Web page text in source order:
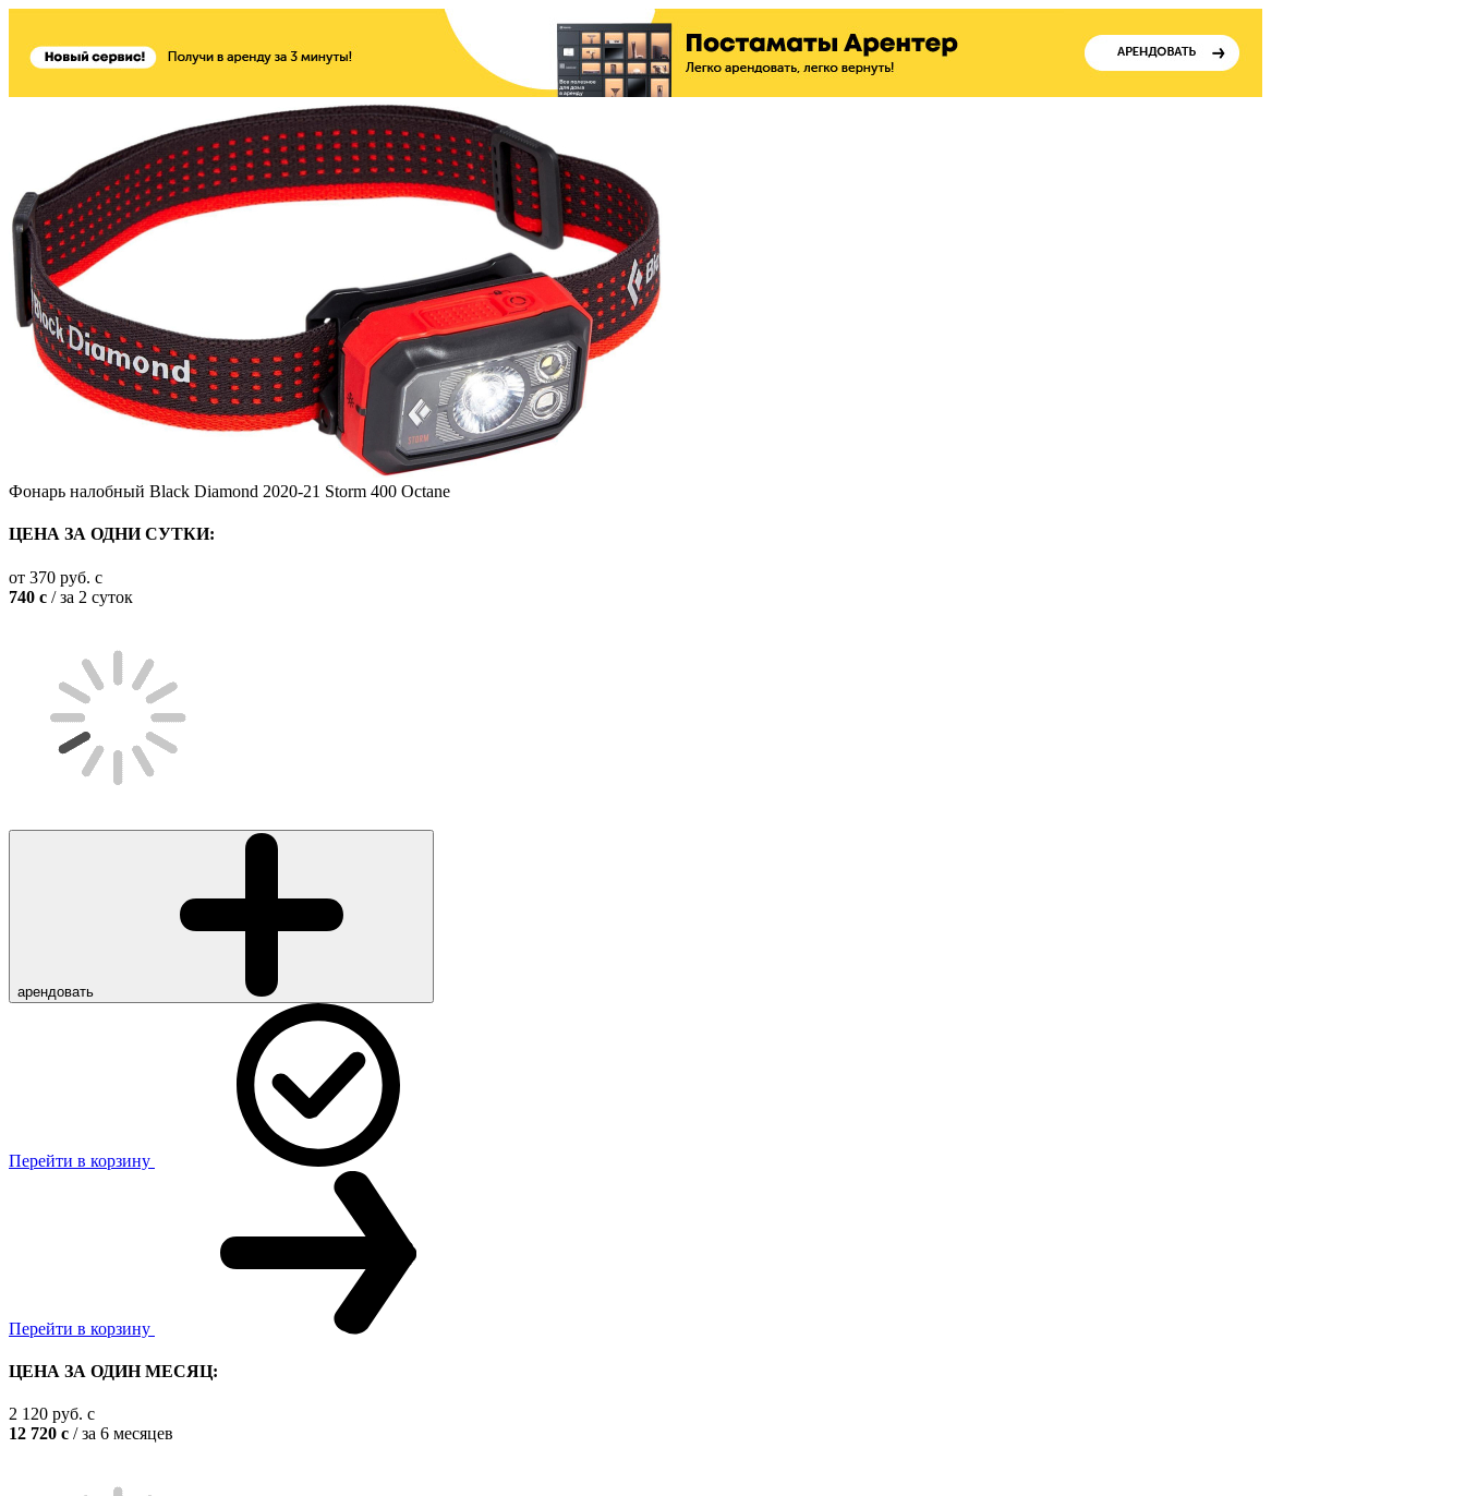
Фонарь налобный Black Diamond 2020-21 Storm 400 Octane
ЦЕНА ЗА ОДНИ СУТКИ:
от 370 руб. c
740 c / за 2 суток
арендовать
Перейти в корзину
Перейти в корзину
ЦЕНА ЗА ОДИН МЕСЯЦ:
2 120 руб. c
12 720 c / за 6 месяцев